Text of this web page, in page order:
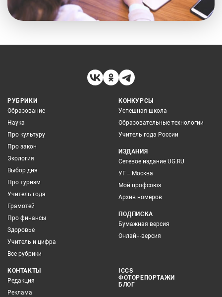
РУБРИКИ
Образование
Наука
Про культуру
Про закон
Экология
Выбор дня
Про туризм
Учитель года
Грамотей
Про финансы
Здоровье
Учитель и цифра
Все рубрики
КОНКУРСЫ
Успешная школа
Образовательные технологии
Учитель года России
ИЗДАНИЯ
Сетевое издание UG.RU
УГ – Москва
Мой профсоюз
Архив номеров
ПОДПИСКА
Бумажная версия
Онлайн-версия
КОНТАКТЫ
Редакция
Реклама
ICCS
ФОТОРЕПОРТАЖИ
БЛОГ